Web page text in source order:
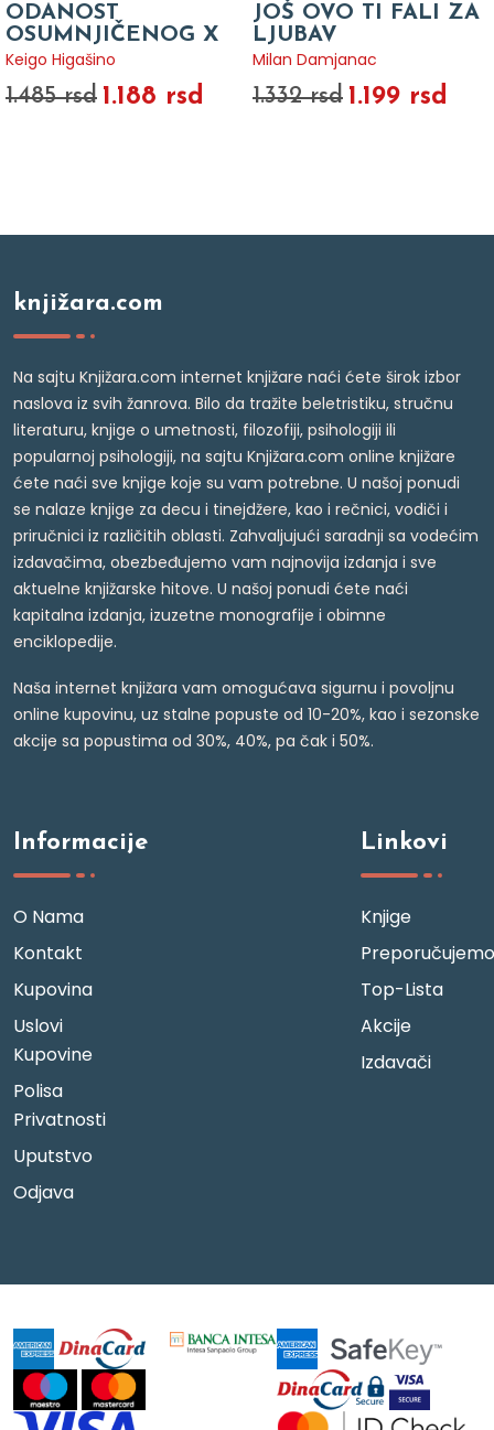
ODANOST
OSUMNJIČENOG X
Keigo Higašino
1.485 rsd 1.188 rsd
JOŠ OVO TI FALI ZA
LJUBAV
Milan Damjanac
1.332 rsd 1.199 rsd
knjižara.com
Na sajtu Knjižara.com internet knjižare naći ćete širok izbor
naslova iz svih žanrova. Bilo da tražite beletristiku, stručnu
literaturu, knjige o umetnosti, filozofiji, psihologiji ili
popularnoj psihologiji, na sajtu Knjižara.com online knjižare
ćete naći sve knjige koje su vam potrebne. U našoj ponudi
se nalaze knjige za decu i tinejdžere, kao i rečnici, vodiči i
priručnici iz različitih oblasti. Zahvaljujući saradnji sa vodećim
izdavačima, obezbeđujemo vam najnovija izdanja i sve
aktuelne knjižarske hitove. U našoj ponudi ćete naći
kapitalna izdanja, izuzetne monografije i obimne
enciklopedije.
Naša internet knjižara vam omogućava sigurnu i povoljnu
online kupovinu, uz stalne popuste od 10-20%, kao i sezonske
akcije sa popustima od 30%, 40%, pa čak i 50%.
Informacije
O Nama
Kontakt
Kupovina
Uslovi
Kupovine
Polisa
Privatnosti
Uputstvo
Odjava
Linkovi
Knjige
Preporučujemo
Top-Lista
Akcije
Izdavači